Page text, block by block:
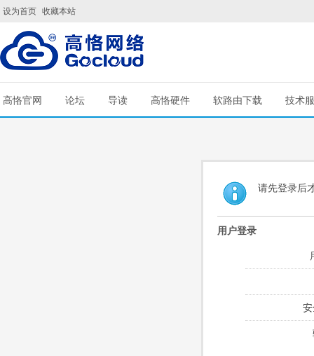
设为首页 收藏本站
高恪官网 论坛 导读 高恪硬件 软路由下载 技术
请先登录后
用户登录